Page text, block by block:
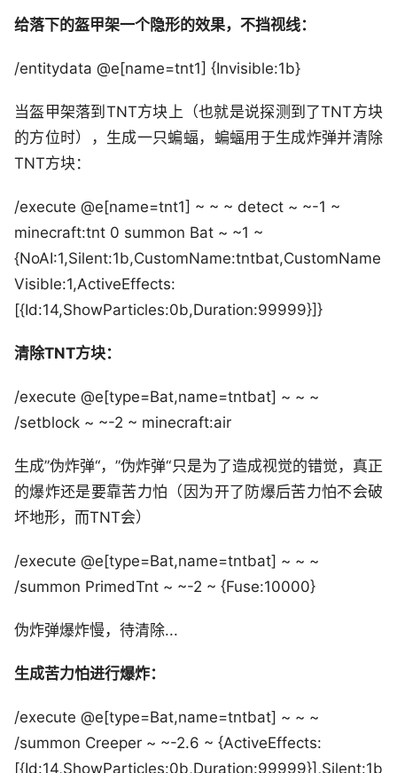
给落下的盔甲架一个隐形的效果，不挡视线：
/entitydata @e[name=tnt1] {Invisible:1b}
当盔甲架落到TNT方块上（也就是说探测到了TNT方块
的方位时），生成一只蝙蝠，蝙蝠用于生成炸弹并清除
TNT方块：
/execute @e[name=tnt1] ~ ~ ~ detect ~ ~-1 ~
minecraft:tnt 0 summon Bat ~ ~1 ~
{NoAI:1,Silent:1b,CustomName:tntbat,CustomName
Visible:1,ActiveEffects:
[{Id:14,ShowParticles:0b,Duration:99999}]}
清除TNT方块：
/execute @e[type=Bat,name=tntbat] ~ ~ ~
/setblock ~ ~-2 ~ minecraft:air
生成”伪炸弹“，”伪炸弹“只是为了造成视觉的错觉，真正
的爆炸还是要靠苦力怕（因为开了防爆后苦力怕不会破
坏地形，而TNT会）
/execute @e[type=Bat,name=tntbat] ~ ~ ~
/summon PrimedTnt ~ ~-2 ~ {Fuse:10000}
伪炸弹爆炸慢，待清除...
生成苦力怕进行爆炸：
/execute @e[type=Bat,name=tntbat] ~ ~ ~
/summon Creeper ~ ~-2.6 ~ {ActiveEffects:
[{Id:14,ShowParticles:0b,Duration:99999}],Silent:1b